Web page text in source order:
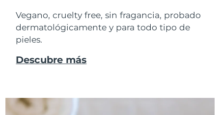
Vegano, cruelty free, sin fragancia, probado
dermatológicamente y para todo tipo de
pieles.
Descubre más